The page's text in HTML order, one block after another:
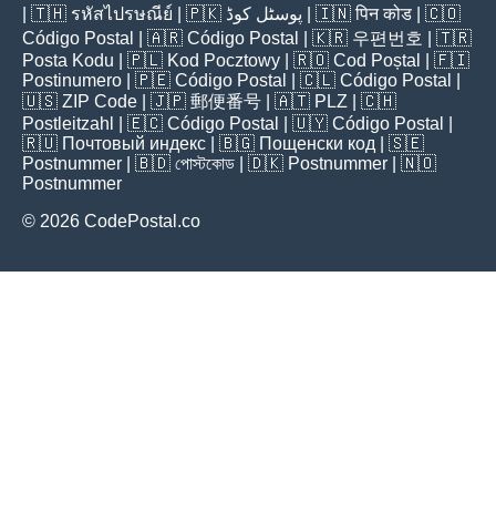
| 🇹🇭 รหัสไปรษณีย์ | 🇵🇰 پوسٹل کوڈ | 🇮🇳पिन कोड | 🇨🇴
Código Postal
| 🇦🇷 Código Postal | 🇰🇷 우편번호
| 🇹🇷
Posta Kodu | 🇵🇱 Kod Pocztowy | 🇷🇴 Cod Poștal
| 🇫🇮
Postinumero | 🇵🇪 Código Postal | 🇨🇱 Código Postal
🇺🇸 ZIP Code | 🇯🇵 郵便番号 | 🇦🇹 PLZ | 🇨🇭
Postleitzahl
| 🇪🇨 Código Postal | 🇺🇾 Código Postal
🇷🇺 Почтовый индекс | 🇧🇬 Пощенски код | 🇸🇪
Postnummer | 🇧🇩 পোস্টকোড | 🇩🇰 Postnummer | 🇳🇴
Postnummer
© 2026 CodePostal.co